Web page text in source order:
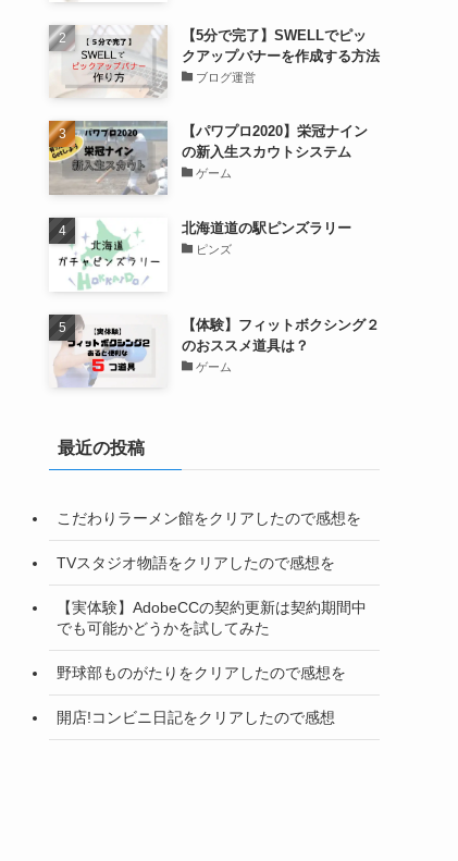
【5分で完了】SWELLでピッ
クアップバナーを作成する方法
ブログ運営
【パワプロ2020】栄冠ナイン
の新入生スカウトシステム
ゲーム
北海道道の駅ピンズラリー
ピンズ
【体験】フィットボクシング２
のおススメ道具は？
ゲーム
最近の投稿
こだわりラーメン館をクリアしたので感想を
TVスタジオ物語をクリアしたので感想を
【実体験】AdobeCCの契約更新は契約期間中
でも可能かどうかを試してみた
野球部ものがたりをクリアしたので感想を
開店!コンビニ日記をクリアしたので感想